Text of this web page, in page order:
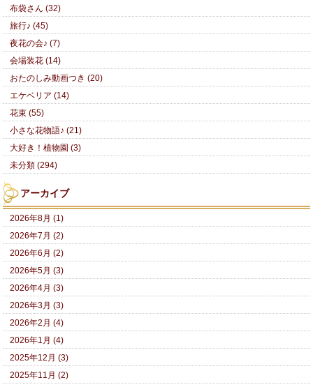
布袋さん (32)
旅行♪ (45)
夜花の会♪ (7)
会場装花 (14)
おたのしみ動画つき (20)
エケベリア (14)
花束 (55)
小さな花物語♪ (21)
大好き！植物園 (3)
未分類 (294)
アーカイブ
2026年8月 (1)
2026年7月 (2)
2026年6月 (2)
2026年5月 (3)
2026年4月 (3)
2026年3月 (3)
2026年2月 (4)
2026年1月 (4)
2025年12月 (3)
2025年11月 (2)